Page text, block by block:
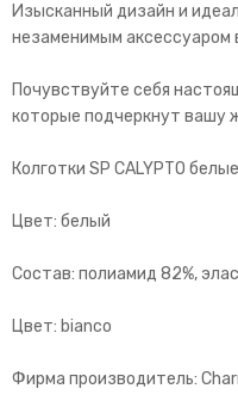
Изысканный дизайн и
незаменимым
Почувствуйте себя
которые подчеркнут вашу
Колготки SP CALYPTO белые
Цвет: белый
Состав: полиамид 82%,
Цвет: bianco
Фирма производитель: